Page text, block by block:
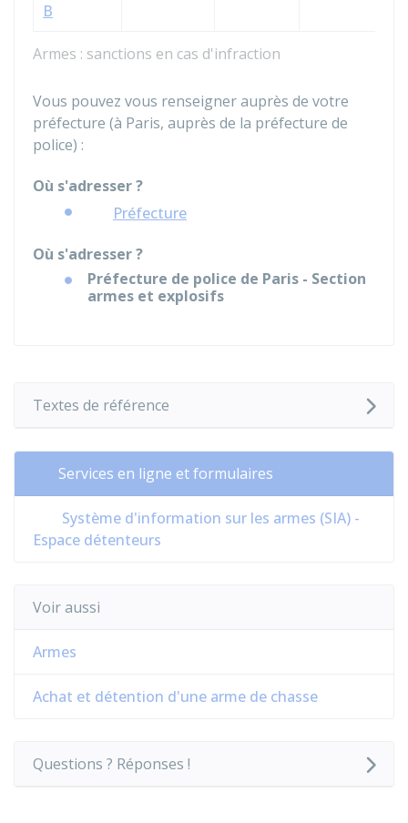
Armes : sanctions en cas d'infraction
B
Vous pouvez vous renseigner auprès de votre
préfecture (à Paris, auprès de la préfecture de
police) :
Où s'adresser ?
Préfecture
Où s'adresser ?
Préfecture de police de Paris - Section
armes et explosifs
Textes de référence
Services en ligne et formulaires
Système d'information sur les armes (SIA) -
Espace détenteurs
Voir aussi
Armes
Achat et détention d'une arme de chasse
Questions ? Réponses !